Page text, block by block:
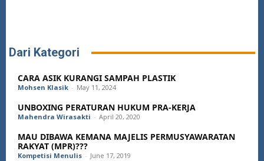
Dari Kategori
CARA ASIK KURANGI SAMPAH PLASTIK
Mohsen Klasik - May 11, 2024
UNBOXING PERATURAN HUKUM PRA-KERJA
Mahendra Wirasakti - April 20, 2020
MAU DIBAWA KEMANA MAJELIS PERMUSYAWARATAN
RAKYAT (MPR)???
Kompetisi Menulis - June 17, 2019